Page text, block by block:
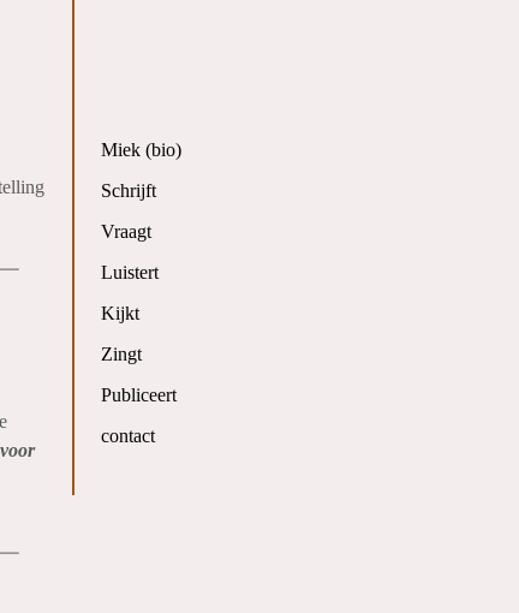
Miek (bio)
Schrijft
Vraagt
Luistert
Kijkt
Zingt
Publiceert
contact